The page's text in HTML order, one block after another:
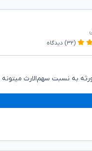
(۳۲) دیدگاه
به نسبت سهم‌الارث میتونه